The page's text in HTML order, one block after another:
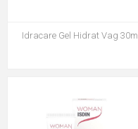
Idracare Gel Hidrat Vag 30ml